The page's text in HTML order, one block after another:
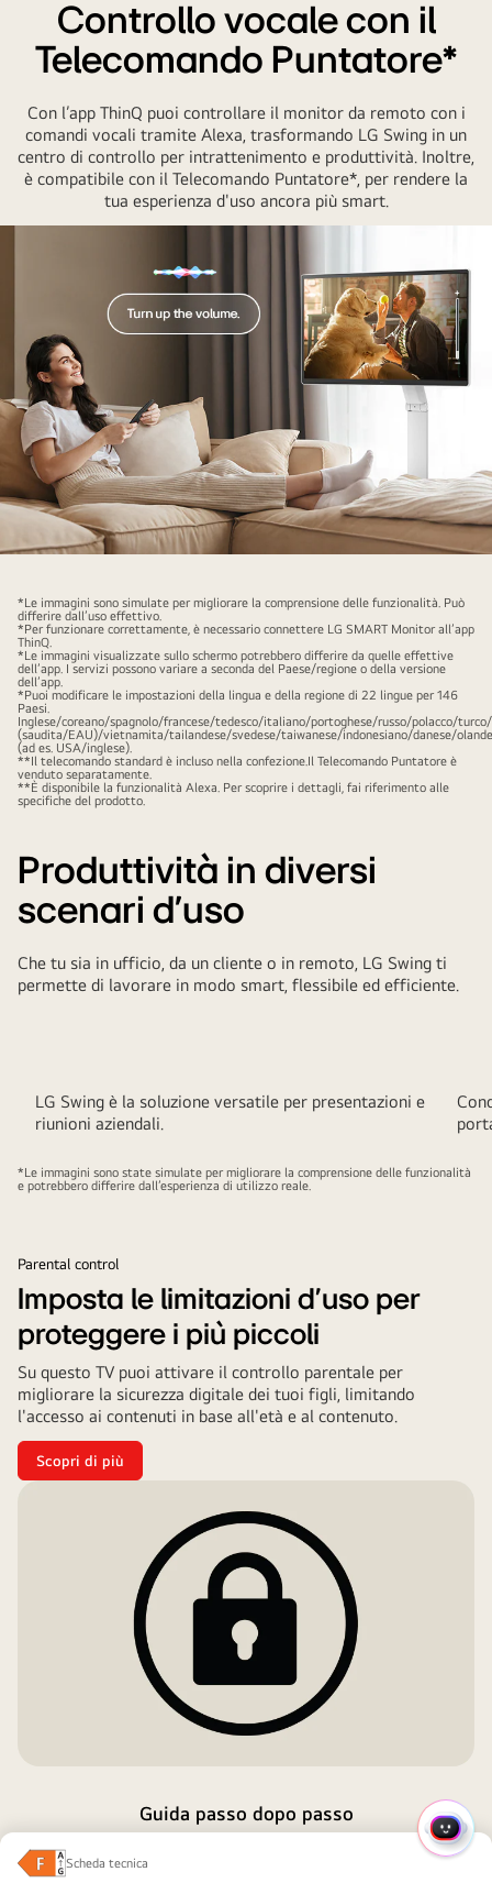
Scheda tecnica
Controllo vocale con il
Telecomando Puntatore*
Con l’app ThinQ puoi controllare il monitor da remoto con i
comandi vocali tramite Alexa, trasformando LG Swing in un
centro di controllo per intrattenimento e produttività. Inoltre,
è compatibile con il Telecomando Puntatore*, per rendere la
tua esperienza d'uso ancora più smart.
woman
turning
the
LG
Smart
Monitor
Swing’s
using
Magic
*Le immagini sono simulate per migliorare la comprensione delle funzionalità. Può
differire dall’uso effettivo.
*Per funzionare correttamente, è necessario connettere LG SMART Monitor all’app
ThinQ.
*Le immagini visualizzate sullo schermo potrebbero differire da quelle effettive
dell’app. I servizi possono variare a seconda del Paese/regione o della versione
dell’app.
*Puoi modificare le impostazioni della lingua e della regione di 22 lingue per 146
Paesi.
Inglese/coreano/spagnolo/francese/tedesco/italiano/portoghese/russo/polacco/
(saudita/EAU)/vietnamita/tailandese/svedese/taiwanese/indonesiano/danese/
(ad es. USA/inglese).
**Il telecomando standard è incluso nella confezione.Il Telecomando Puntatore è
venduto separatamente.
**È disponibile la funzionalità Alexa. Per scoprire i dettagli, fai riferimento alle
specifiche del prodotto.
Produttività in diversi
scenari d'uso
Che tu sia in ufficio, da un cliente o in remoto, LG Swing ti
permette di lavorare in modo smart, flessibile ed efficiente.
LG Swing è la soluzione versatile per presentazioni e
riunioni aziendali.
*Le immagini sono state simulate per migliorare la comprensione delle funzionalità
e potrebbero differire dall’esperienza di utilizzo reale.
Parental control
Imposta le limitazioni d'uso per
proteggere i più piccoli
Su questo TV puoi attivare il controllo parentale per
migliorare la sicurezza digitale dei tuoi figli, limitando
l'accesso ai contenuti in base all'età e al contenuto.
Scopri di più
Guida passo dopo passo
Configura il tuo nuovo monitor LG:MENU